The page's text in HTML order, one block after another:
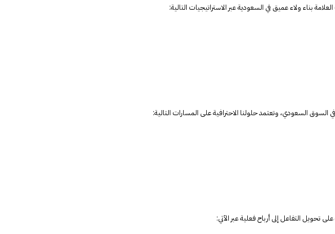
بناء ولاء عميق في السعودية عبر الاستراتيجيات التالية:
السوق السعودي، وتعتمد حلولنا الاحترافية على المسارات التالية:
تحويل التفاعل إلى أرباح فعلية عبر الآتي: